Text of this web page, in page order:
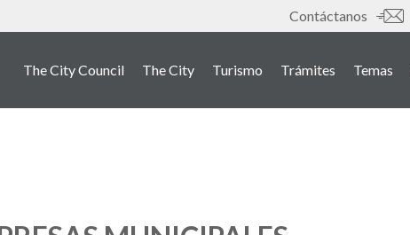
Tools
Contáctanos
The City Council The City Turismo Trámites Temas